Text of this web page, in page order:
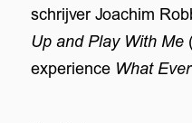
schrijver Joachim
Up and Play With Me
experience What